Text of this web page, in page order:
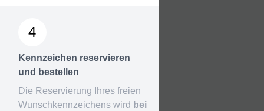
4
Kennzeichen reservieren
und bestellen
Die Reservierung Ihres freien
Wunschkennzeichens wird bei